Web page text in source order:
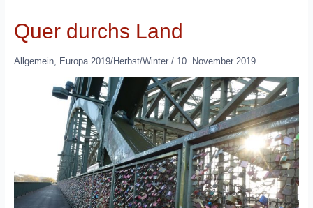
Quer durchs Land
Allgemein, Europa 2019/Herbst/Winter/ 10. November 2019